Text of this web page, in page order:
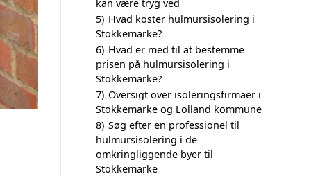
kan være tryg ved
5) Hvad koster hulmursisolering i
Stokkemarke?
6) Hvad er med til at bestemme
prisen på hulmursisolering i
Stokkemarke?
7) Oversigt over isoleringsfirmaer i
Stokkemarke og Lolland kommune
8) Søg efter en professionel til
hulmursisolering i de
omkringliggende byer til
Stokkemarke